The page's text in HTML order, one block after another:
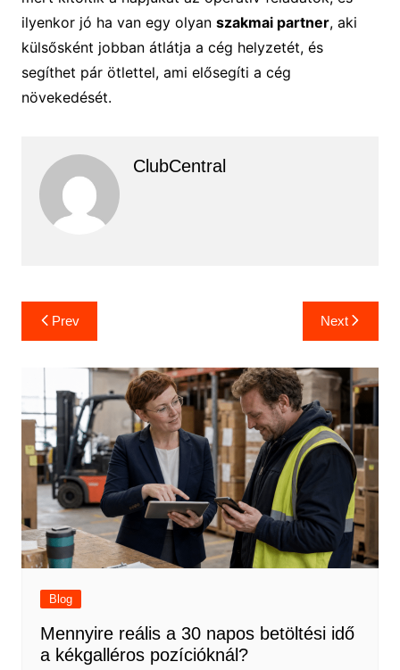
ilyenkor jó ha van egy olyan szakmai partner, aki
külsősként jobban átlátja a cég helyzetét, és
segíthet pár ötlettel, ami elősegíti a cég
növekedését.
ClubCentral
Bejegyzés
navigáció
Prev Next
Blog
Mennyire reális a 30 napos betöltési idő
a kékgalléros pozícióknál?